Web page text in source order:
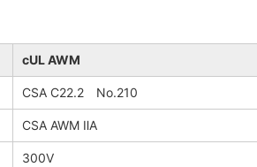
cUL AWM
CSA C22.2 No.210
CSA AWM ⅡA
300V